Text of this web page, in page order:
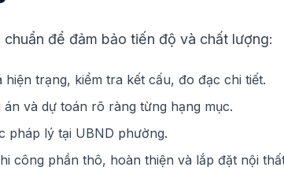
để đảm bảo tiến độ và chất lượng:
hiện trạng, kiểm tra kết cấu, đo đạc chi tiết.
án và dự toán rõ ràng từng hạng mục.
pháp lý tại UBND phường.
công phần thô, hoàn thiện và lắp đặt nội